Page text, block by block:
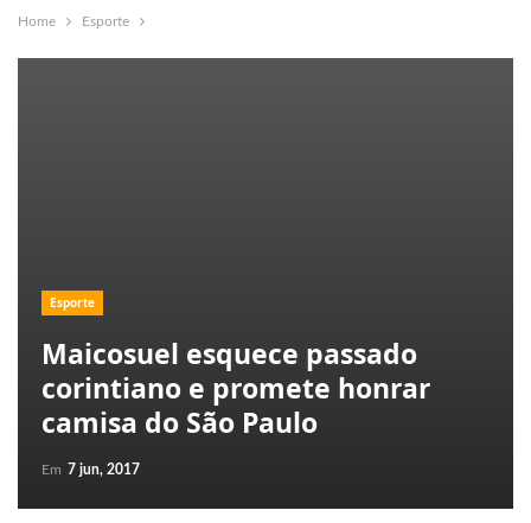
Home Esporte
Esporte
Maicosuel esquece passado
corintiano e promete honrar
camisa do São Paulo
Em 7 jun, 2017